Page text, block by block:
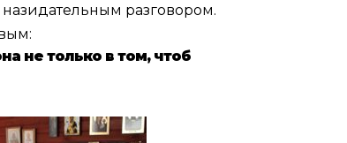
разговором.
не только в том, чтоб